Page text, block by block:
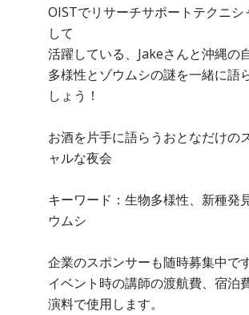
OISTでリサーチサポートテクニシ
して
活躍している、Jakeさんと沖縄の
多様性とゾウムシの謎を一緒に語
しょう！
お酒を片手に語らうおとなだけの
ャルな夜会
キーワード：生物多様性、新種発
ウムシ
企業のスポンサーも随時募集中です
イベント時の講師の渡航費、宿泊
演料で使用します。